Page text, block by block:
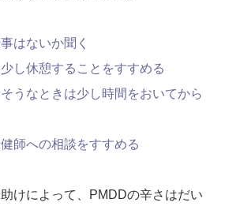
はないか聞く
し休憩することをすすめる
うなときは少し時間をおいてから
師への相談をすすめる
けによって、PMDDの辛さはだい